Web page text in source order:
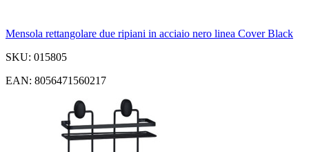
Mensola rettangolare due ripiani in acciaio nero linea Cover Black
SKU: 015805
EAN: 8056471560217